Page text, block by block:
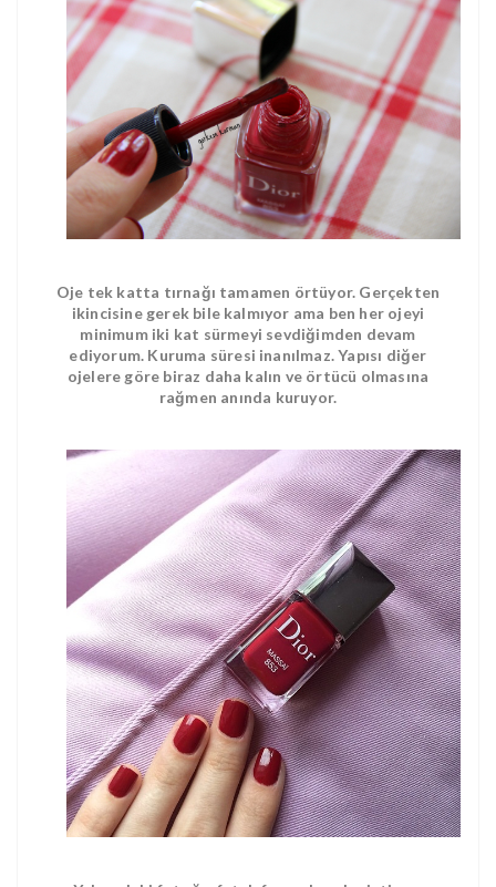
Oje tek katta tırnağı tamamen örtüyor. Gerçekten
ikincisine gerek bile kalmıyor ama ben her ojeyi
minimum iki kat sürmeyi sevdiğimden devam
ediyorum. Kuruma süresi inanılmaz. Yapısı diğer
ojelere göre biraz daha kalın ve örtücü olmasına
rağmen anında kuruyor.